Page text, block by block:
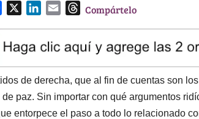
e
b
o
o
k
k
e
d
I
n
l
T
e
a
d
s
Compártelo
de derecha, que al fin de cuentas son
de paz. Sin importar con qué argumentos
entorpece el paso a todo lo relacionado